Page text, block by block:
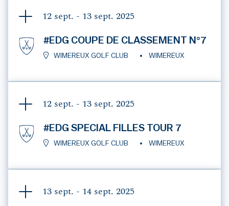
12 sept. - 13 sept. 2025
#EDG COUPE DE CLASSEMENT N°7
WIMEREUX GOLF CLUB WIMEREUX
12 sept. - 13 sept. 2025
#EDG SPECIAL FILLES TOUR 7
WIMEREUX GOLF CLUB WIMEREUX
13 sept. - 14 sept. 2025